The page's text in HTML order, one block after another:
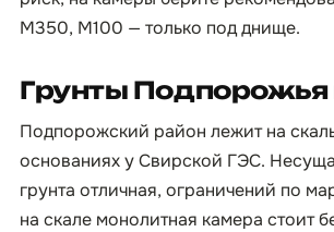
М350, М100 — только под днище.
Грунты Подпорожья
Подпорожский район лежит на
основаниях у Свирской ГЭС.
грунта отличная, ограничений по
на скале монолитная камера стоит